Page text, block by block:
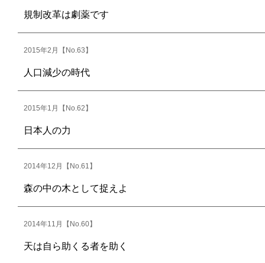
規制改革は劇薬です
2015年2月【No.63】
人口減少の時代
2015年1月【No.62】
日本人の力
2014年12月【No.61】
森の中の木として捉えよ
2014年11月【No.60】
天は自ら助くる者を助く